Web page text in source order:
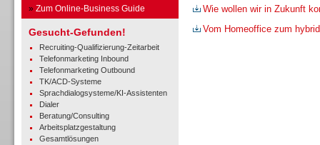
» Zum Online-Business Guide
Gesucht-Gefunden!
Recruiting-Qualifizierung-Zeitarbeit
Telefonmarketing Inbound
Telefonmarketing Outbound
TK/ACD-Systeme
Sprachdialogsysteme/KI-Assistenten
Dialer
Beratung/Consulting
Arbeitsplatzgestaltung
Gesamtlösungen
Wie wollen wir in Zukunft
Vom Homeoffice zum